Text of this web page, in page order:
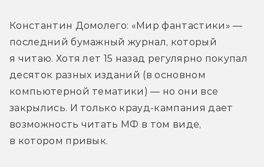
Константин Домолего: «Мир фантастики» —
последний бумажный журнал, который
я читаю. Хотя лет 15 назад регулярно покупал
десяток разных изданий (в основном
компьютерной тематики) — но они все
закрылись. И только крауд-кампания дает
возможность читать МФ в том виде,
в котором привык.